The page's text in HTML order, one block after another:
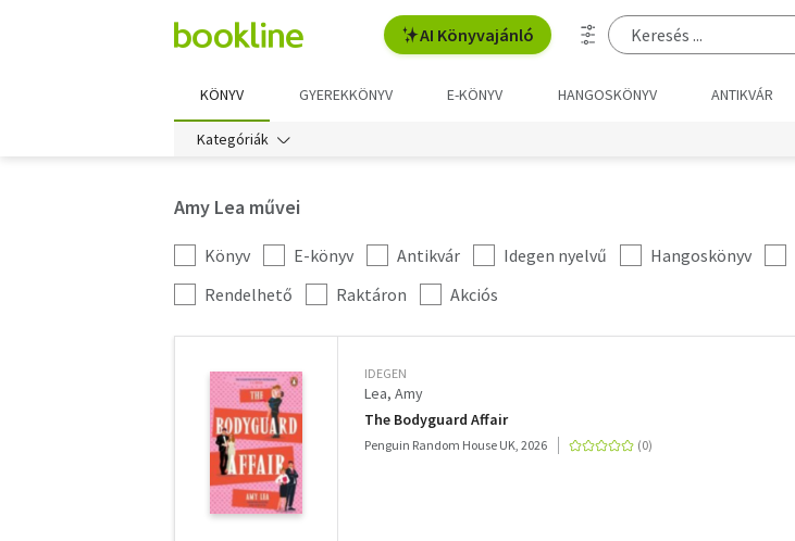
AI Könyvajánló
KÖNYV GYEREKKÖNYV E-KÖNYV HANGOSKÖNYV ANTIKVÁR
Kategóriák
Amy Lea művei
Kategória
szűrés
Könyv E-könyv Antikvár Idegen nyelvű Hangoskönyv
További
szűrők
Rendelhető Raktáron Akciós
IDEGEN
Lea, Amy
The Bodyguard Affair
Penguin Random House UK, 2026